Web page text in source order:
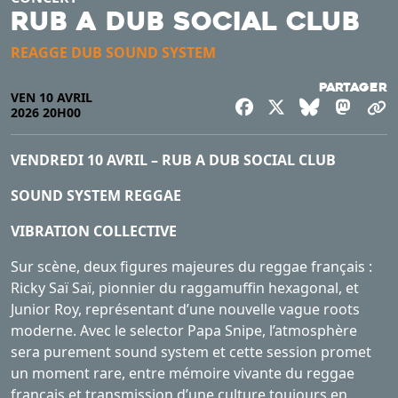
RUB A DUB SOCIAL CLUB
REAGGE DUB SOUND SYSTEM
VEN 10 AVRIL
2026 20H00
Partager
FacebookBluesky
VENDREDI 10 AVRIL – RUB A DUB SOCIAL CLUB
SOUND SYSTEM REGGAE
VIBRATION COLLECTIVE
Sur scène, deux figures majeures du reggae français :
Ricky Saï Saï, pionnier du raggamuffin hexagonal, et
Junior Roy, représentant d’une nouvelle vague roots
moderne. Avec le selector Papa Snipe, l’atmosphère
sera purement sound system et cette session promet
un moment rare, entre mémoire vivante du reggae